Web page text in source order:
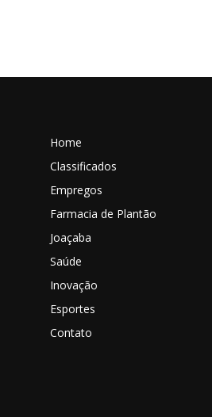
Home
Classificados
Empregos
Farmacia de Plantão
Joaçaba
Saúde
Inovação
Esportes
Contato